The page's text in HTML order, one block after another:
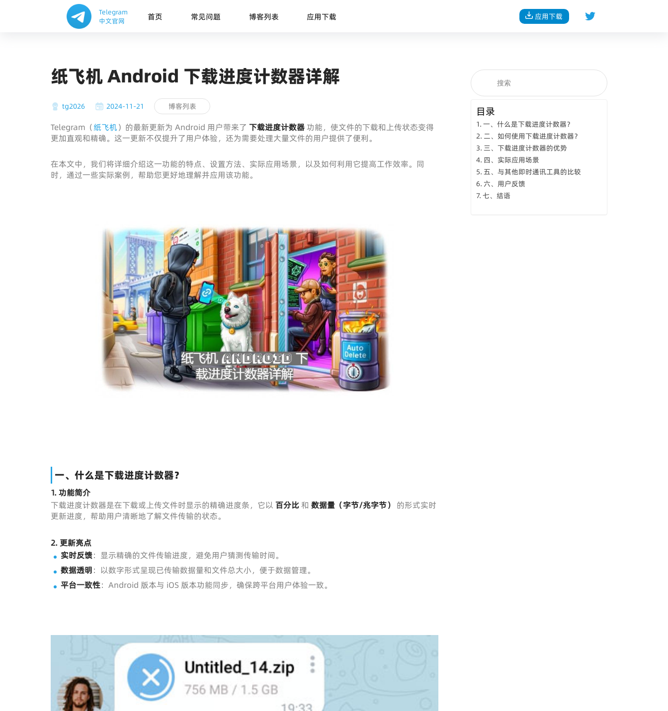
Telegram
中文官网
首页 常见问题 博客列表 应用下载 应用下载
纸飞机 Android 下载进度计数器详解
tg2026 2024-11-21 博客列表
Telegram（纸飞机）的最新更新为 Android 用户带来了 下载进度计数器功能，使文件的下载和上传状态变得
更加直观和精确。这一更新不仅提升了用户体验，还为需要处理大量文件的用户提供了便利。
在本文中，我们将详细介绍这一功能的特点、设置方法、实际应用场景，以及如何利用它提高工作效率。同
时，通过一些实际案例，帮助您更好地理解并应用该功能。
一、什么是下载进度计数器？
1. 功能简介
下载进度计数器是在下载或上传文件时显示的精确进度条，它以 百分比和 数据量（字节/兆字节） 的形式实时
更新进度，帮助用户清晰地了解文件传输的状态。
2. 更新亮点
实时反馈：显示精确的文件传输进度，避免用户猜测传输时间。
数据透明：以数字形式呈现已传输数据量和文件总大小，便于数据管理。
平台一致性：Android 版本与 iOS 版本功能同步，确保跨平台用户体验一致。
目录
一、什么是下载进度计数器？
二、如何使用下载进度计数器？
三、下载进度计数器的优势
四、实际应用场景
五、与其他即时通讯工具的比较
六、用户反馈
七、结语